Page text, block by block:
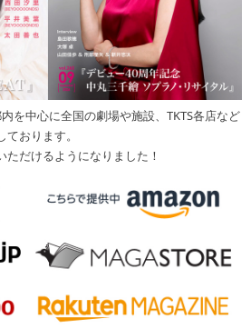
を中心に全国の劇場や施設、TKTS各店など
おります。
だけるようになりました！